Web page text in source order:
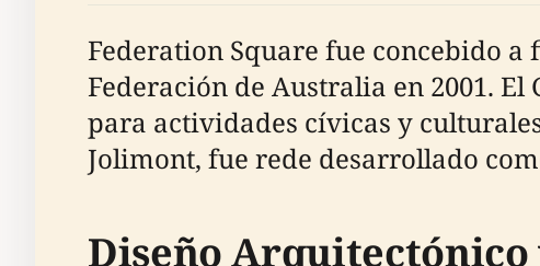
Federation Square fue concebido a
Federación de Australia en 2001.
para actividades cívicas y
Jolimont, fue rede desarrollado
Diseño Arquitectónico